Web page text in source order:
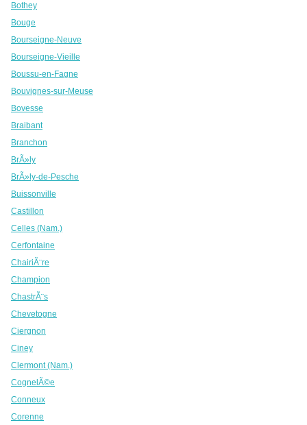
Bothey
Bouge
Bourseigne-Neuve
Bourseigne-Vieille
Boussu-en-Fagne
Bouvignes-sur-Meuse
Bovesse
Braibant
Branchon
BrÃ»ly
BrÃ»ly-de-Pesche
Buissonville
Castillon
Celles (Nam.)
Cerfontaine
ChairiÃ¨re
Champion
ChastrÃ¨s
Chevetogne
Ciergnon
Ciney
Clermont (Nam.)
CognelÃ©e
Conneux
Corenne